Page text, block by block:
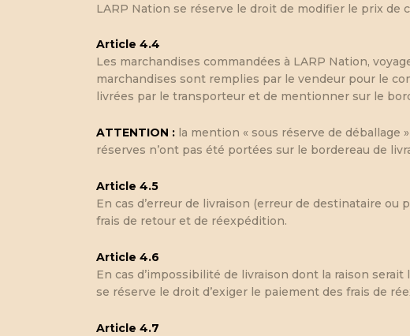
LARP Nation se réserve le droit de modifier le prix de
Article 4.4
Les marchandises commandées à LARP Nation,
marchandises sont remplies par le vendeur pour le
livrées par le transporteur et de mentionner sur le
ATTENTION : la mention « sous réserve de déballage
réserves n’ont pas été portées sur le bordereau de
Article 4.5
En cas d’erreur de livraison (erreur de destinataire ou
frais de retour et de réexpédition.
Article 4.6
En cas d’impossibilité de livraison dont la raison
se réserve le droit d’exiger le paiement des frais de
Article 4.7